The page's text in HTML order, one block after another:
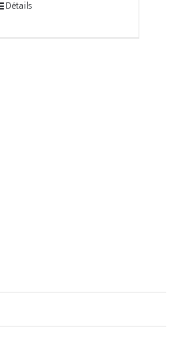
Détails